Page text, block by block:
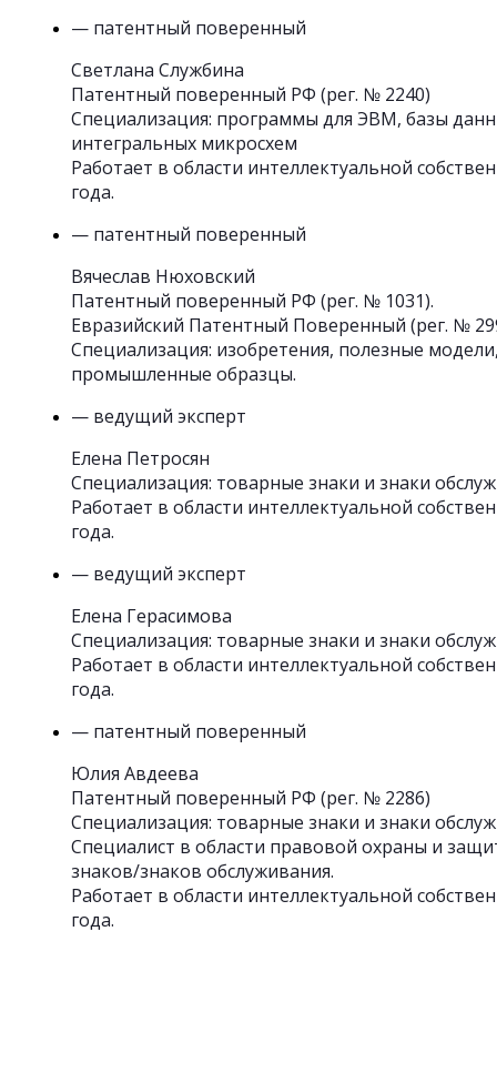
— патентный поверенный
Светлана Службина
Патентный поверенный РФ (рег. № 2240)
Специализация: программы для ЭВМ, базы
интегральных микросхем
Работает в области интеллектуальной
года.
— патентный поверенный
Вячеслав Нюховский
Патентный поверенный РФ (рег. № 1031).
Евразийский Патентный Поверенный (рег. №
Специализация: изобретения, полезные
промышленные образцы.
— ведущий эксперт
Елена Петросян
Специализация: товарные знаки и знаки
Работает в области интеллектуальной
года.
— ведущий эксперт
Елена Герасимова
Специализация: товарные знаки и знаки
Работает в области интеллектуальной
года.
— патентный поверенный
Юлия Авдеева
Патентный поверенный РФ (рег. № 2286)
Специализация: товарные знаки и знаки
Специалист в области правовой охраны и
знаков/знаков обслуживания.
Работает в области интеллектуальной
года.